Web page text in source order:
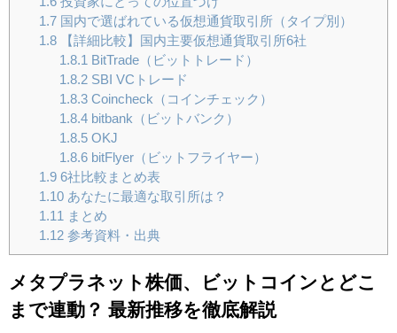
1.7国内で選ばれている仮想通貨取引所（タイプ別）
1.8【詳細比較】国内主要仮想通貨取引所6社
1.8.1
BitTrade（ビットトレード）
1.8.2SBI VCトレード
1.8.3Coincheck（コインチェック）
1.8.4bitbank（ビットバンク）
1.8.5OKJ
1.8.6bitFlyer（ビットフライヤー）
1.96社比較まとめ表
1.10あなたに最適な取引所は？
1.11
まとめ
1.12参考資料・出典
メタプラネット株価、ビットコインとどこ
まで連動？ 最新推移を徹底解説